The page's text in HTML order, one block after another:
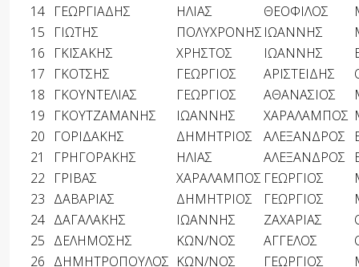
14 ΓΕΩΡΓΙΑΔΗΣ ΗΛΙΑΣ ΘΕΟΦΙΛΟΣ
15
ΓΙΩΤΗΣ ΠΟΛΥΧΡΟΝΗΣ ΙΩΑΝΝΗΣ
16
ΓΚΙΣΑΚΗΣ ΧΡΗΣΤΟΣ ΙΩΑΝΝΗΣ
17
ΓΚΟΤΣΗΣ ΓΕΩΡΓΙΟΣ ΑΡΙΣΤΕΙΔΗΣ
18
ΓΚΟΥΝΤΕΛΙΑΣ ΓΕΩΡΓΙΟΣ ΑΘΑΝΑΣΙΟΣ
19
ΓΚΟΥΤΖΑΜΑΝΗΣ ΙΩΑΝΝΗΣ ΧΑΡΑΛΑΜΠΟΣ
20
ΓΟΡΙΔΑΚΗΣ ΔΗΜΗΤΡΙΟΣ ΑΛΕΞΑΝΔΡΟΣ
21
ΓΡΗΓΟΡΑΚΗΣ ΗΛΙΑΣ ΑΛΕΞΑΝΔΡΟΣ
22 ΓΡΙΒΑΣ ΧΑΡΑΛΑΜΠΟΣ ΓΕΩΡΓΙΟΣ
23 ΔΑΒΑΡΙΑΣ ΔΗΜΗΤΡΙΟΣ ΓΕΩΡΓΙΟΣ
24 ΔΑΓΑΛΑΚΗΣ ΙΩΑΝΝΗΣ ΖΑΧΑΡΙΑΣ
25 ΔΕΛΗΜΟΣΗΣ ΚΩΝ/ΝΟΣ ΑΓΓΕΛΟΣ
26 ΔΗΜΗΤΡΟΠΟΥΛΟΣ ΚΩΝ/ΝΟΣ ΓΕΩΡΓΙΟΣ